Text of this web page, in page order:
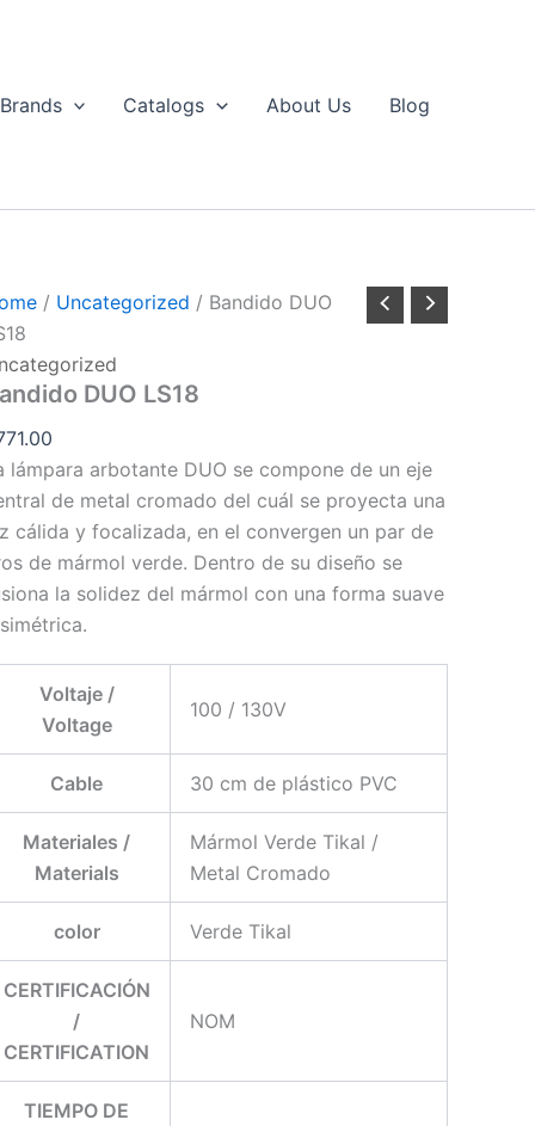
Brands Catalogs About Us Blog
/ Uncategorized / Bandido DUO
DUO LS18
lámpara arbotante DUO se compone de un eje
de metal cromado del cuál se proyecta una
cálida y focalizada, en el convergen un par de
de mármol verde. Dentro de su diseño se
la solidez del mármol con una forma suave
Voltaje /
Voltage
100 / 130V
Cable 30 cm de plástico PVC
Materiales /
Materials
Mármol Verde Tikal /
Metal Cromado
color Verde Tikal
CERTIFICACIÓN
/
CERTIFICATION
NOM
TIEMPO DE